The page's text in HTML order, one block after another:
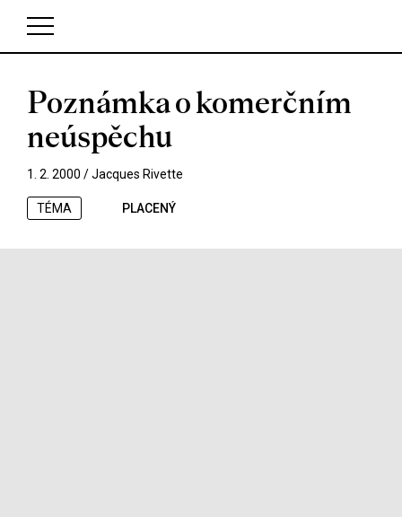
V košíku zatím nemáte žádné položky.
Poznámka o komerčním
neúspěchu
1. 2. 2000 /Jacques Rivette
TÉMA PLACENÝ